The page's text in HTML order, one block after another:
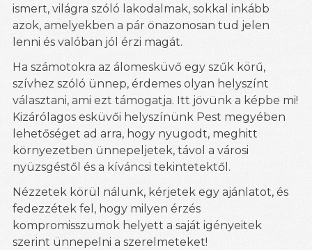
ismert, világra szóló lakodalmak, sokkal inkább
azok, amelyekben a pár önazonosan tud jelen
lenni és valóban jól érzi magát.
Ha számotokra az álomesküvő egy szűk körű,
szívhez szóló ünnep, érdemes olyan helyszínt
választani, ami ezt támogatja. Itt jövünk a képbe mi!
Kizárólagos esküvői helyszínünk Pest megyében
lehetőséget ad arra, hogy nyugodt, meghitt
környezetben ünnepeljetek, távol a városi
nyüzsgéstől és a kíváncsi tekintetektől.
Nézzetek körül nálunk, kérjetek egy ajánlatot, és
fedezzétek fel, hogy milyen érzés
kompromisszumok helyett a saját igényeitek
szerint ünnepelni a szerelmeteket!